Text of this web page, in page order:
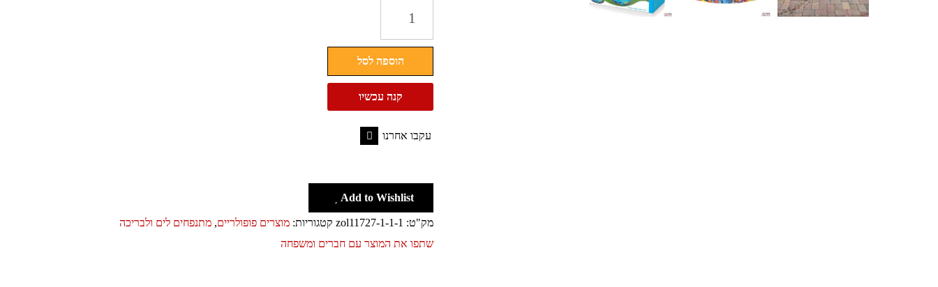
בריכה
ללא
צורך
הוספה לסל
קנה עכשיו
עקבו אחרנו
Add to Wishlist
מק"ט: zol11727-1-1-1 קטגוריות: מוצרים פופולריים, מתנפחים לים ולבריכה
שתפו את המוצר עם חברים ומשפחה